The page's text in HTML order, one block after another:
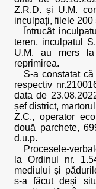
Z.R.D. și U.M.
inculpați, filele 200
Întrucât
teren, inculpatul
U.M. au mers
reprimirea.
S-a constatat
respectiv
data de
șef district,
Z.C., operator
două parchete,
d.u.p.
Procesele-
la Ordinul nr.
mediului și
s-a făcut deși